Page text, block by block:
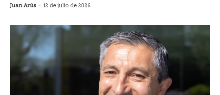
Juan Arús - 12 de julio de 2026